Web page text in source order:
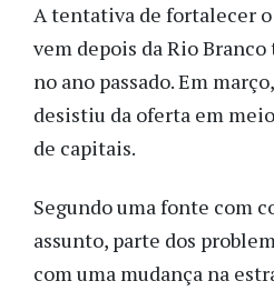
A tentativa de fortalecer o
vem depois da Rio
no ano passado. Em
desistiu da oferta em
de capitais.
Segundo uma fonte com
assunto, parte dos
com uma mudança na